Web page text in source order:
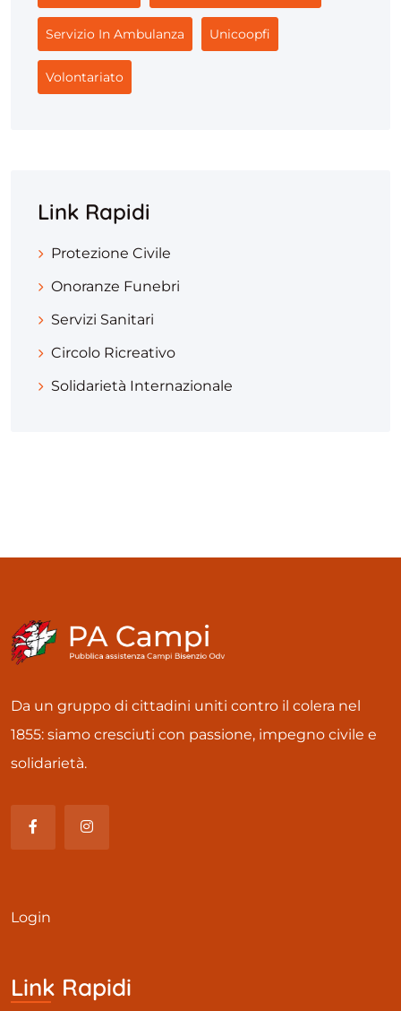
Servizio In Ambulanza Unicoopfi
Volontariato
Link Rapidi
Protezione Civile
Onoranze Funebri
Servizi Sanitari
Circolo Ricreativo
Solidarietà Internazionale
Da un gruppo di cittadini uniti contro il colera nel
1855: siamo cresciuti con passione, impegno civile e
solidarietà.
Login
Link Rapidi